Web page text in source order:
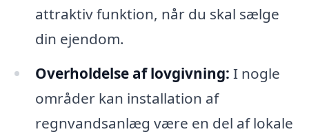
attraktiv funktion, når du skal sælge
din ejendom.
Overholdelse af lovgivning: I nogle
områder kan installation af
regnvandsanlæg være en del af lokale